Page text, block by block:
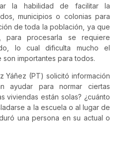
la habilidad de facilitar la
municipios o colonias para
de toda la población, ya que
para procesarla se requiere
lo cual dificulta mucho el
importantes para todos.
Yáñez (PT) solicitó información
ayudar para normar ciertas
viviendas están solas? ¿cuánto
a la escuela o al lugar de
una persona en su actual o